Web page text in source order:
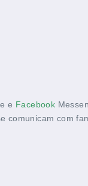
e Facebook
comunicam com